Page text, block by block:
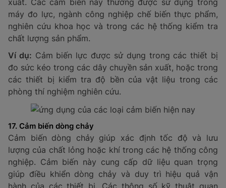
14. Cảm biến độ ẩm
Cảm biến độ ẩm được sử dụng để đo lường độ ẩm
trong không khí, giúp theo dõi và duy trì môi trường
có độ ẩm ổn định. Khi cảm biến ghi nhận sự thay đổi
độ ẩm, tín hiệu sẽ được truyền đến thiết bị đo độ ẩm
để cung cấp thông tin cho người dùng. Cảm biến này
thường được ứng dụng trong các hệ thống điều hòa
giám sát điều kiện môi trường cho cây trồng.
Ví dụ:Cảm biến độ ẩm được sử dụng trong các kho
lưu trữ nông sản để giữ độ ẩm ở mức phù hợp, tránh
sự phát triển của nấm mốc và vi khuẩn.
15. Cảm biến khí và hóa chất
Cảm biến khí và hóa chất đóng vai trò quan trọng